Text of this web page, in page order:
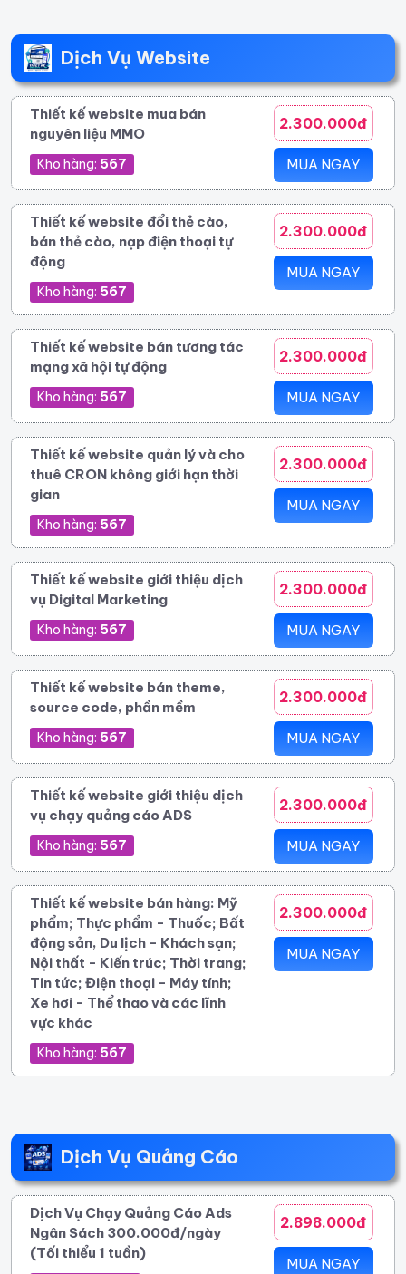
Dịch Vụ Website
Thiết kế website mua bán
nguyên liệu MMO
Kho hàng: 567
2.300.000đ
MUA NGAY
Thiết kế website đổi thẻ cào,
bán thẻ cào, nạp điện thoại tự
động
Kho hàng: 567
2.300.000đ
MUA NGAY
Thiết kế website bán tương tác
mạng xã hội tự động
Kho hàng: 567
2.300.000đ
MUA NGAY
Thiết kế website quản lý và cho
thuê CRON không giới hạn thời
gian
Kho hàng: 567
2.300.000đ
MUA NGAY
Thiết kế website giới thiệu dịch
vụ Digital Marketing
Kho hàng: 567
2.300.000đ
MUA NGAY
Thiết kế website bán theme,
source code, phần mềm
Kho hàng: 567
2.300.000đ
MUA NGAY
Thiết kế website giới thiệu dịch
vụ chạy quảng cáo ADS
Kho hàng: 567
2.300.000đ
MUA NGAY
Thiết kế website bán hàng: Mỹ
phẩm; Thực phẩm - Thuốc; Bất
động sản, Du lịch - Khách sạn;
Nội thất - Kiến trúc; Thời trang;
Tin tức; Điện thoại - Máy tính;
Xe hơi - Thể thao và các lĩnh
vực khác
Kho hàng: 567
2.300.000đ
MUA NGAY
Dịch Vụ Quảng Cáo
Dịch Vụ Chạy Quảng Cáo Ads
Ngân Sách 300.000đ/ngày
(Tối thiểu 1 tuần)
2.898.000đ
MUA NGAY